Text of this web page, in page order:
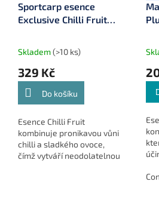
Sportcarp esence
Exclusive Chilli Fruit
Skladem(>10 ks)
329 Kč
Do košíku
Esence Chilli Fruit
kombinuje pronikavou vůni
chilli a sladkého ovoce,
čímž vytváří neodolatelnou